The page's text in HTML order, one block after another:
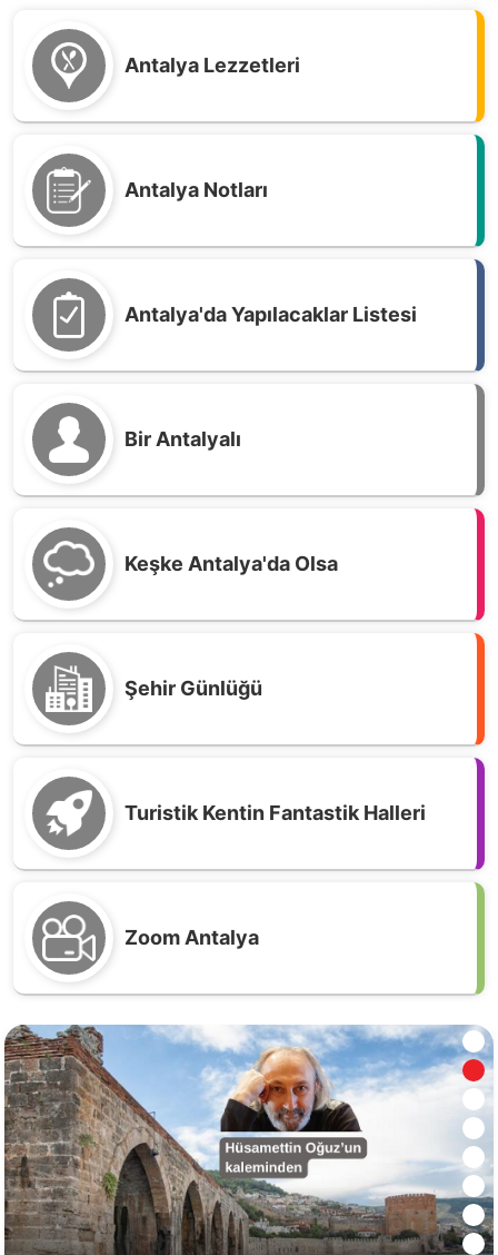
Antalya Lezzetleri
Antalya Notları
Antalya'da Yapılacaklar Listesi
Bir Antalyalı
Keşke Antalya'da Olsa
Şehir Günlüğü
Turistik Kentin Fantastik Halleri
Zoom Antalya
Opera ve Balenin Kalbi Aspendos’ta Atacak